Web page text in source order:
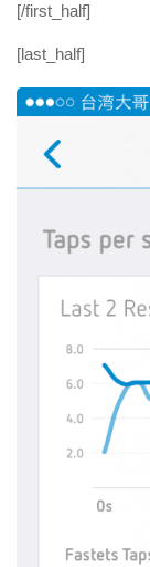
[/first_half]
[last_half]